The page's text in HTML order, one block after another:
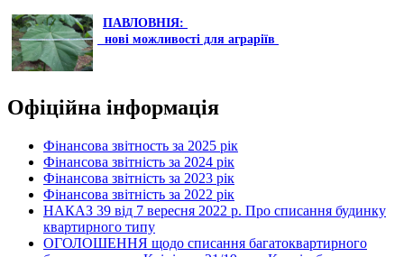
ПАВЛОВНІЯ:
нові можливості для аграріїв
Офіційна інформація
Фінансова звітность за 2025 рік
Фінансова звітність за 2024 рік
Фінансова звітність за 2023 рік
Фінансова звітність за 2022 рік
НАКАЗ 39 від 7 вересня 2022 р. Про списання будинку
квартирного типу
ОГОЛОШЕННЯ щодо списання багатоквартирного